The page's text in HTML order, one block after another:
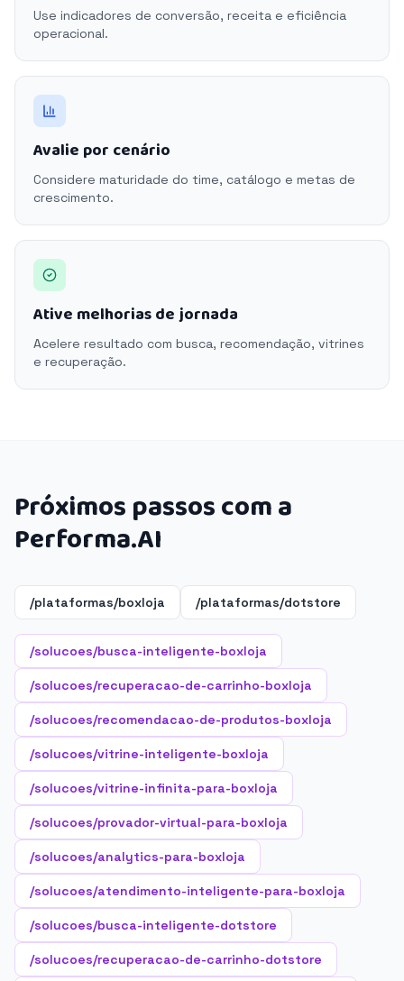
Use indicadores de conversão, receita e eficiência
operacional.
Avalie por cenário
Considere maturidade do time, catálogo e metas de
crescimento.
Ative melhorias de jornada
Acelere resultado com busca, recomendação, vitrines
e recuperação.
Próximos passos com a
Performa.AI
/plataformas/boxloja /plataformas/dotstore
/solucoes/busca-inteligente-boxloja
/solucoes/recuperacao-de-carrinho-boxloja
/solucoes/recomendacao-de-produtos-boxloja
/solucoes/vitrine-inteligente-boxloja
/solucoes/vitrine-infinita-para-boxloja
/solucoes/provador-virtual-para-boxloja
/solucoes/analytics-para-boxloja
/solucoes/atendimento-inteligente-para-boxloja
/solucoes/busca-inteligente-dotstore
/solucoes/recuperacao-de-carrinho-dotstore